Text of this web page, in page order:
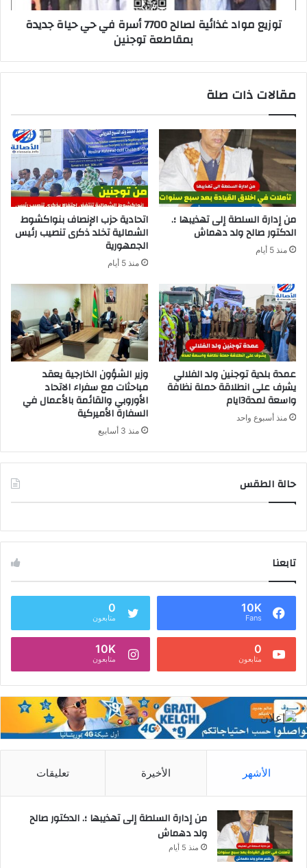
توزيع مواد غذائية لصالح 7700 أسرة في حي حياة جديدة
بمقاطعة توجنين
مقالات ذات صلة
من إدارة السلطة إلى تهذيبها ؛.
الدكتور صالح ولد دهماش
منذ 5 أيام
اتحادية حزب الإنصاف بنواكشوط
الشمالية تخلد ذكرى تنصيب رئيس
الجمهورية
منذ 5 أيام
عمدة بلدية توجنين ولد الفلالي
يشرف على انطلاقة حملة نظافة
واسعة لمدة3ايام
منذ أسبوع واحد
وزير الشؤون الخارجية يعقد
مباحثات مع سفراء الاتحاد
الأوروبي والقائمة بالأعمال في
السفارة الأميركية
منذ 3 أسابيع
حالة الطقس
تابعنا
10K
Fans
0
متابعون
0
متابعون
10K
متابعون
الأشهر الأخيرة تعليقات
من إدارة السلطة إلى تهذيبها ؛. الدكتور صالح
ولد دهماش
منذ 5 أيام